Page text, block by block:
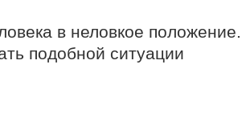
в неловкое
подобной ситуации